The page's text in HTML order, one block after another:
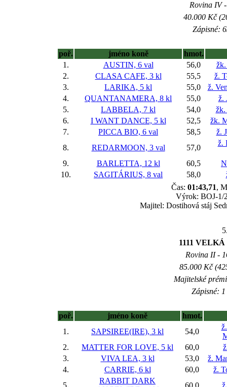
Rovina IV
40.000 Kč
Zápisné:
poř. jméno koně
hmot.
1.
AUSTIN, 6 val 56,0
2.
CLASA CAFE, 3 kl 55,5
ž.
3.
LARIKA, 5 kl 55,0
ž.
4.
QUANTANAMERA, 8 kl 55,0
ž.
5.
LABBELA, 7 kl 54,0
žk.
6.
I WANT DANCE, 5 kl 52,5
žk.
7.
PICCA BIO, 6 val 58,5
ž.
8.
REDARMOON, 3 val 57,0
ž.
9. BARLETTA, 12 kl 60,5
10.
SAGITÁRIUS, 8 val 58,0
Čas: 01:43,71,
Výrok: BOJ-1/
Majitel: Dostihová stáj
1111
Rovina II -
85.000 Kč
Majitelské
Zápisné:
poř. jméno koně
hmot.
1.
SAPSIREE(IRE), 3 kl 54,0
2.
MATTER FOR LOVE, 5 kl 60,0
3.
VIVA LEA, 3 kl 53,0
ž.
4.
CARRIE, 6 kl 60,0
ž.
5.
RABBIT DARK
60,0